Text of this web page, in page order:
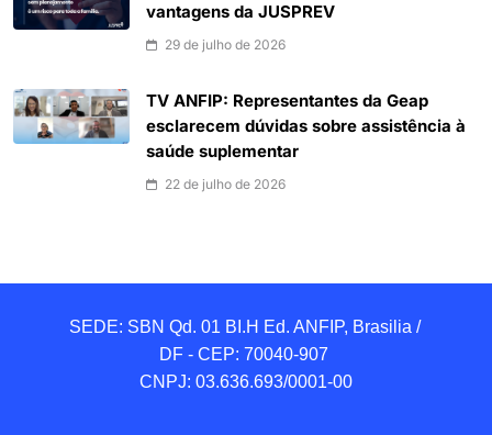
vantagens da JUSPREV
29 de julho de 2026
TV ANFIP: Representantes da Geap
esclarecem dúvidas sobre assistência à
saúde suplementar
22 de julho de 2026
SEDE: SBN Qd. 01 BI.H Ed. ANFIP, Brasilia /
DF - CEP: 70040-907
CNPJ: 03.636.693/0001-00